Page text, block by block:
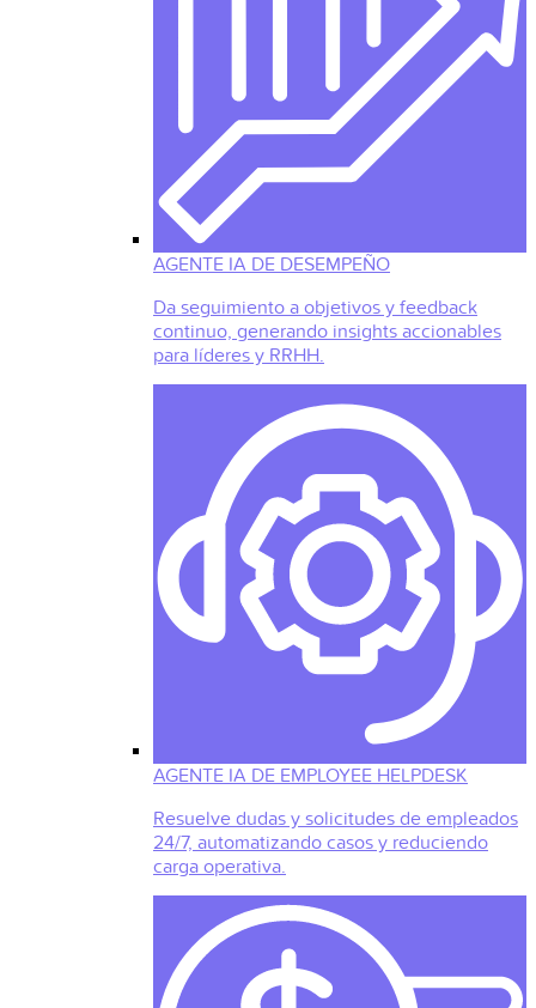
AGENTE IA DE DESEMPEÑO
Da seguimiento a objetivos y feedback
continuo, generando insights accionables
para líderes y RRHH.
AGENTE IA DE EMPLOYEE HELPDESK
Resuelve dudas y solicitudes de empleados
24/7, automatizando casos y reduciendo
carga operativa.